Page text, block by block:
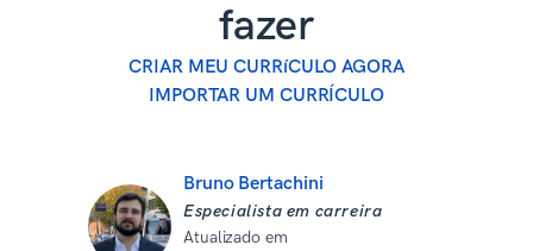
fazer
CRIAR MEU CURRíCULO AGORA
IMPORTAR UM CURRÍCULO
Bruno Bertachini
Especialista em carreira
Atualizado em